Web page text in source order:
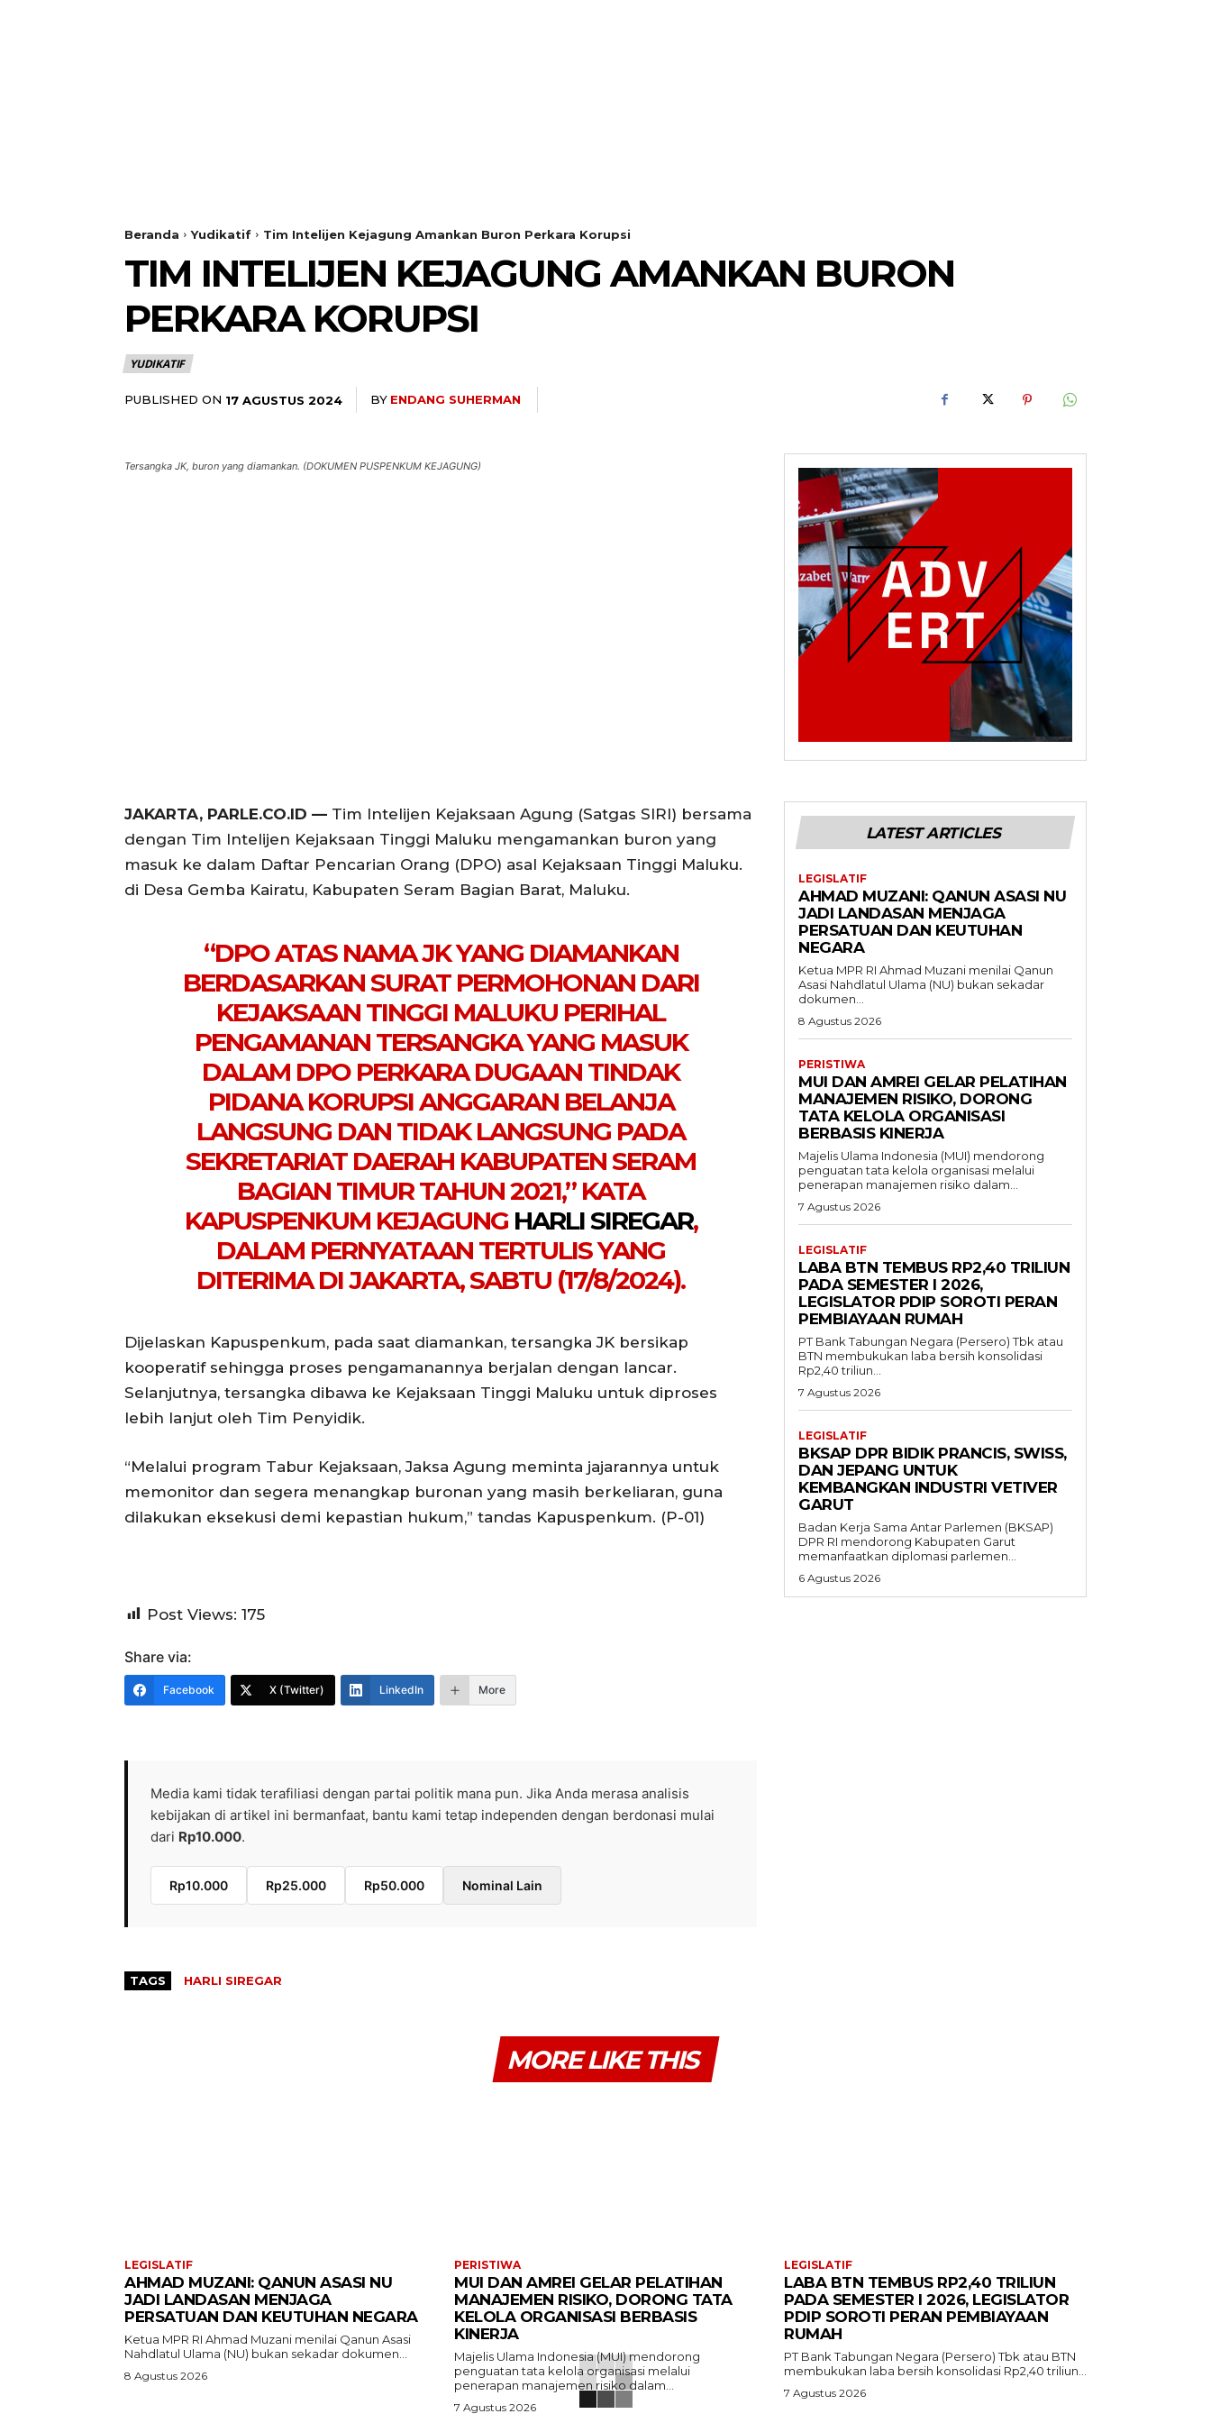
Beranda Yudikatif Tim Intelijen Kejagung Amankan Buron Perkara Korupsi
TIM INTELIJEN KEJAGUNG AMANKAN BURON
PERKARA KORUPSI
YUDIKATIF
PUBLISHED ON 17 AGUSTUS 2024 BY ENDANG SUHERMAN
Tersangka JK, buron yang diamankan. (DOKUMEN PUSPENKUM KEJAGUNG)
JAKARTA, PARLE.CO.ID — Tim Intelijen Kejaksaan Agung (Satgas SIRI) bersama
dengan Tim Intelijen Kejaksaan Tinggi Maluku mengamankan buron yang
masuk ke dalam Daftar Pencarian Orang (DPO) asal Kejaksaan Tinggi Maluku.
di Desa Gemba Kairatu, Kabupaten Seram Bagian Barat, Maluku.
“DPO ATAS NAMA JK YANG DIAMANKAN
BERDASARKAN SURAT PERMOHONAN DARI
KEJAKSAAN TINGGI MALUKU PERIHAL
PENGAMANAN TERSANGKA YANG MASUK
DALAM DPO PERKARA DUGAAN TINDAK
PIDANA KORUPSI ANGGARAN BELANJA
LANGSUNG DAN TIDAK LANGSUNG PADA
SEKRETARIAT DAERAH KABUPATEN SERAM
BAGIAN TIMUR TAHUN 2021,” KATA
KAPUSPENKUM KEJAGUNG HARLI SIREGAR,
DALAM PERNYATAAN TERTULIS YANG
DITERIMA DI JAKARTA, SABTU (17/8/2024).
Dijelaskan Kapuspenkum, pada saat diamankan, tersangka JK bersikap
kooperatif sehingga proses pengamanannya berjalan dengan lancar.
Selanjutnya, tersangka dibawa ke Kejaksaan Tinggi Maluku untuk diproses
lebih lanjut oleh Tim Penyidik.
“Melalui program Tabur Kejaksaan, Jaksa Agung meminta jajarannya untuk
memonitor dan segera menangkap buronan yang masih berkeliaran, guna
dilakukan eksekusi demi kepastian hukum,” tandas Kapuspenkum. (P-01)
Post Views: 175
Share via:
Facebook X (Twitter) LinkedIn More
Media kami tidak terafiliasi dengan partai politik mana pun. Jika Anda merasa analisis
kebijakan di artikel ini bermanfaat, bantu kami tetap independen dengan berdonasi mulai
dari Rp10.000.
Rp10.000 Rp25.000 Rp50.000 Nominal Lain
TAGS HARLI SIREGAR
LATEST ARTICLES
LEGISLATIF
AHMAD MUZANI: QANUN ASASI NU
JADI LANDASAN MENJAGA
PERSATUAN DAN KEUTUHAN
NEGARA
Ketua MPR RI Ahmad Muzani menilai Qanun
Asasi Nahdlatul Ulama (NU) bukan sekadar
dokumen...
8 Agustus 2026
PERISTIWA
MUI DAN AMREI GELAR PELATIHAN
MANAJEMEN RISIKO, DORONG
TATA KELOLA ORGANISASI
BERBASIS KINERJA
Majelis Ulama Indonesia (MUI) mendorong
penguatan tata kelola organisasi melalui
penerapan manajemen risiko dalam...
7 Agustus 2026
LEGISLATIF
LABA BTN TEMBUS RP2,40 TRILIUN
PADA SEMESTER I 2026,
LEGISLATOR PDIP SOROTI PERAN
PEMBIAYAAN RUMAH
PT Bank Tabungan Negara (Persero) Tbk atau
BTN membukukan laba bersih konsolidasi
Rp2,40 triliun...
7 Agustus 2026
LEGISLATIF
BKSAP DPR BIDIK PRANCIS, SWISS,
DAN JEPANG UNTUK
KEMBANGKAN INDUSTRI VETIVER
GARUT
Badan Kerja Sama Antar Parlemen (BKSAP)
DPR RI mendorong Kabupaten Garut
memanfaatkan diplomasi parlemen...
6 Agustus 2026
MORE LIKE THIS
LEGISLATIF
AHMAD MUZANI: QANUN ASASI NU
JADI LANDASAN MENJAGA
PERSATUAN DAN KEUTUHAN NEGARA
Ketua MPR RI Ahmad Muzani menilai Qanun Asasi
Nahdlatul Ulama (NU) bukan sekadar dokumen...
8 Agustus 2026
PERISTIWA
MUI DAN AMREI GELAR PELATIHAN
MANAJEMEN RISIKO, DORONG TATA
KELOLA ORGANISASI BERBASIS
KINERJA
Majelis Ulama Indonesia (MUI) mendorong
penguatan tata kelola organisasi melalui
penerapan manajemen risiko dalam...
7 Agustus 2026
LEGISLATIF
LABA BTN TEMBUS RP2,40 TRILIUN
PADA SEMESTER I 2026, LEGISLATOR
PDIP SOROTI PERAN PEMBIAYAAN
RUMAH
PT Bank Tabungan Negara (Persero) Tbk atau BTN
membukukan laba bersih konsolidasi Rp2,40 triliun...
7 Agustus 2026